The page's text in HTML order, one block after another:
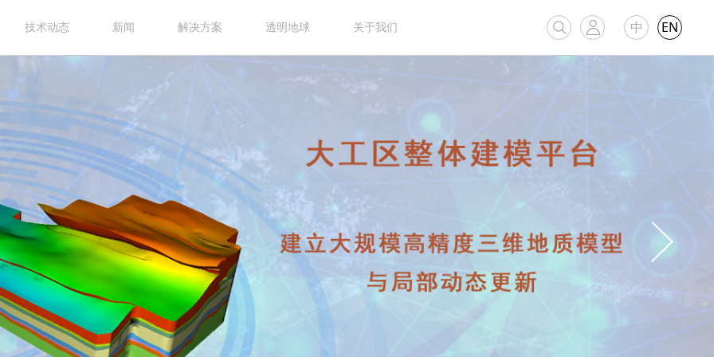
技术动态 新闻 解决方案 透明地球 关于我们 中 EN